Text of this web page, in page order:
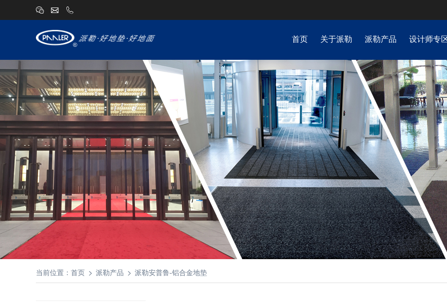
首页 关于派勒 派勒产品 设计师专
当前位置： 首页 派勒产品 派勒安普鲁-铝合金地垫